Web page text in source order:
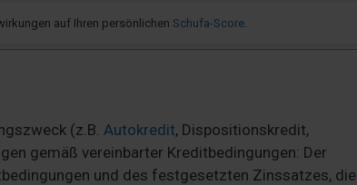
auf Ihren persönlichen Schufa-Score
(z.B. Autokredit, Dispositionskredit,
gemäß vereinbarter Kreditbedingungen: Der
und des festgesetzten Zinssatzes, die